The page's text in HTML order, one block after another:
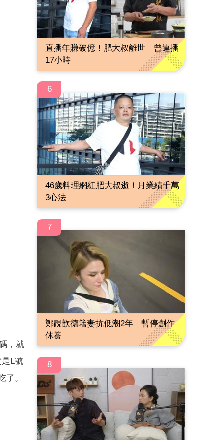
，就
L號
了。
直播年賺破億！肥大叔離世 曾連播
17小時
6
46歲料理網紅肥大叔逝！月業績千萬
3心法
7
鄭靚歆德籍妻抗低潮2年 暫停創作
休養
8